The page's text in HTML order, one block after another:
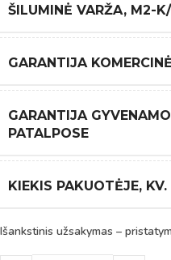
ŠILUMINĖ VARŽA, M2-
GARANTIJA
GARANTIJA
PATALPOSE
KIEKIS PAKUOTĖJE, KV.
Išankstinis užsakymas –